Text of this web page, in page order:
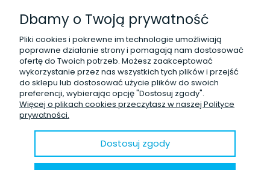
Reklamacje i zwroty
- Zwroty
- Odstąpienie od umowy
- Reklamacje
O firmie
- Kontakt
- Opinie Trustmate
- Blog
Dbamy o Twoją prywatność
Pliki cookies i pokrewne im technologie umożliwiają
poprawne działanie strony i pomagają nam dostosować
ofertę do Twoich potrzeb. Możesz zaakceptować
wykorzystanie przez nas wszystkich tych plików i przejść
do sklepu lub dostosować użycie plików do swoich
preferencji, wybierając opcję "Dostosuj zgody".
Więcej o plikach cookies przeczytasz w naszej Polityce
prywatności.
Dostosuj zgody